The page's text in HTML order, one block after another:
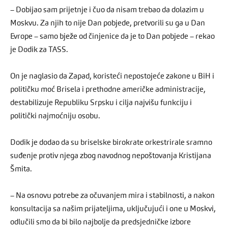
– Dobijao sam prijetnje i čuo da nisam trebao da dolazim u
Moskvu. Za njih to nije Dan pobjede, pretvorili su ga u Dan
Evrope – samo bježe od činjenice da je to Dan pobjede – rekao
je Dodik za TASS.
On je naglasio da Zapad, koristeći nepostojeće zakone u BiH i
političku moć Brisela i prethodne američke administracije,
destabilizuje Republiku Srpsku i cilja najvišu funkciju i
politički najmoćniju osobu.
Dodik je dodao da su briselske birokrate orkestrirale sramno
suđenje protiv njega zbog navodnog nepoštovanja Kristijana
Šmita.
– Na osnovu potrebe za očuvanjem mira i stabilnosti, a nakon
konsultacija sa našim prijateljima, uključujući i one u Moskvi,
odlučili smo da bi bilo najbolje da predsjedničke izbore